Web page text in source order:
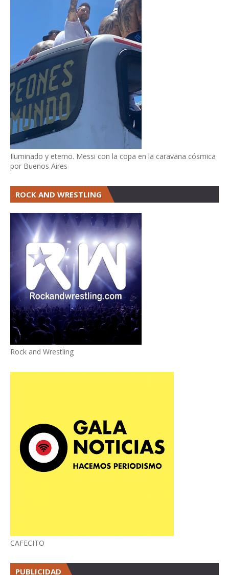
Iluminado y eterno. Messi con la copa en la caravana cósmica
por Buenos Aires
ROCK AND WRESTLING
Rock and Wrestling
CAFECITO
PUBLICIDAD